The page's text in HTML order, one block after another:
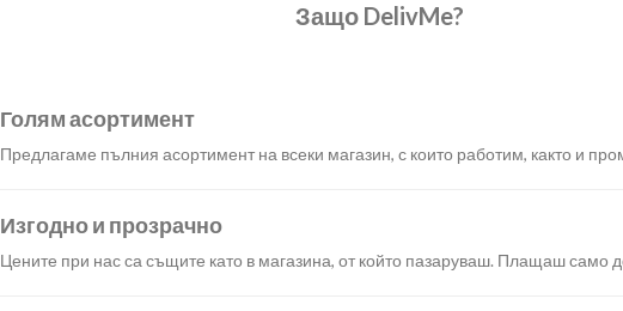
Защо DelivMe?
Голям асортимент
Предлагаме пълния асортимент на всеки магазин, с които работим, както и
Изгодно и прозрачно
Цените при нас са същите като в магазина, от който пазаруваш. Плащаш само